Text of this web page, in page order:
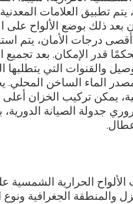
تطبيق العلامات
ذلك بوضع الألواح على
درجات الأمان، يتم
الإمكان. بعد تجميع
والقنوات التي
الماء الساخن
يمكن تركيب الخزان
جدولة الصيانة
الألواح الحرارية
والمنطقة الجغرافية